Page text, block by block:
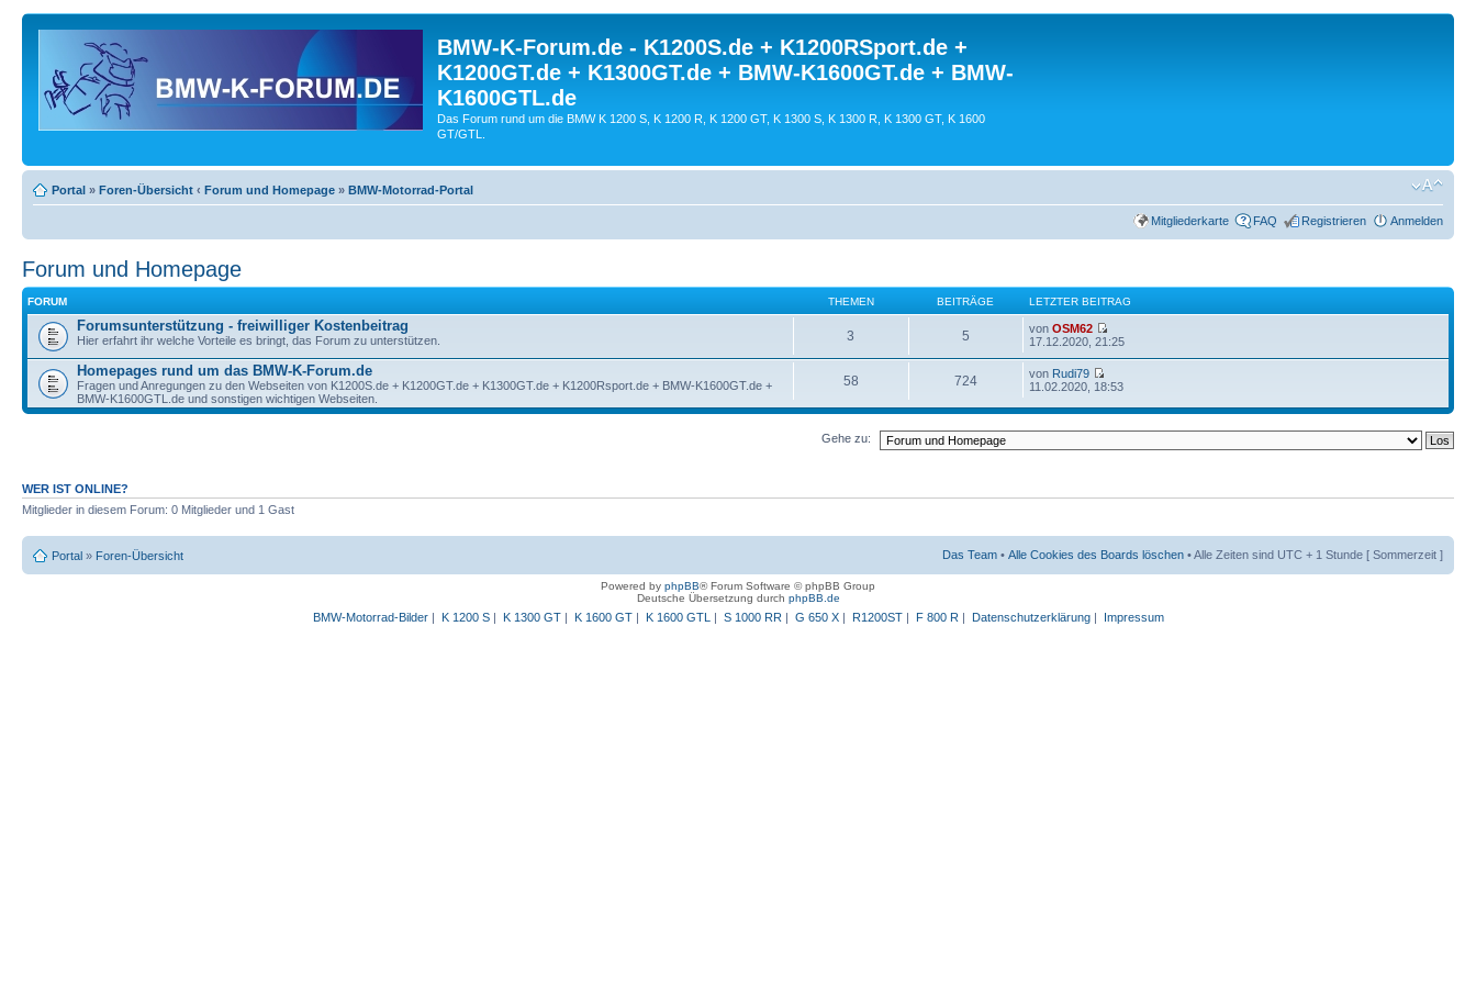
BMW-K-Forum.de - K1200S.de + K1200RSport.de +
K1200GT.de + K1300GT.de + BMW-K1600GT.de + BMW-
K1600GTL.de
Das Forum rund um die BMW K 1200 S, K 1200 R, K 1200 GT, K 1300 S, K 1300 R, K 1300 GT, K 1600
GT/GTL.
Portal » Foren-Übersicht ‹ Forum und Homepage » BMW-Motorrad-Portal
Mitgliederkarte FAQ Registrieren Anmelden
Forum und Homepage
FORUM THEMEN BEITRÄGE LETZTER BEITRAG
Forumsunterstützung - freiwilliger Kostenbeitrag
Hier erfahrt ihr welche Vorteile es bringt, das Forum zu unterstützen. 3 5 vonOSM62
17.12.2020, 21:25
Homepages rund um das BMW-K-Forum.de
Fragen und Anregungen zu den Webseiten von K1200S.de + K1200GT.de + K1300GT.de + K1200Rsport.de + BMW-K1600GT.de +
BMW-K1600GTL.de und sonstigen wichtigen Webseiten.
58 724 von Rudi79
11.02.2020, 18:53
Gehe zu:
WER IST ONLINE?
Mitglieder in diesem Forum: 0 Mitglieder und 1 Gast
Portal » Foren-Übersicht Das Team • Alle Cookies des Boards löschen • Alle Zeiten sind UTC + 1 Stunde [ Sommerzeit ]
Powered by phpBB® Forum Software © phpBB Group
Deutsche Übersetzung durch phpBB.de
BMW-Motorrad-Bilder| K 1200 S| K 1300 GT| K 1600 GT| K 1600 GTL | S 1000 RR | G 650 X| R1200ST| F 800 R | Datenschutzerklärung| Impressum